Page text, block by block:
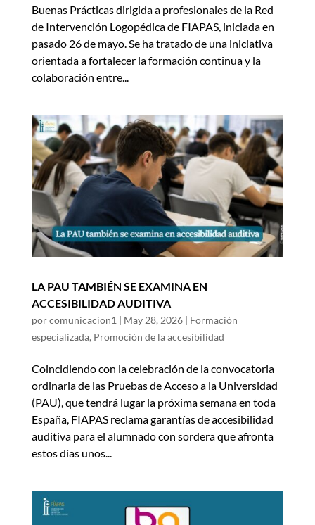
Buenas Prácticas dirigida a profesionales de la Red
de Intervención Logopédica de FIAPAS, iniciada en
pasado 26 de mayo. Se ha tratado de una iniciativa
orientada a fortalecer la formación continua y la
colaboración entre...
LA PAU TAMBIÉN SE EXAMINA EN
ACCESIBILIDAD AUDITIVA
porcomunicacion1| May 28, 2026| Formación
especializada, Promoción de la accesibilidad
Coincidiendo con la celebración de la convocatoria
ordinaria de las Pruebas de Acceso a la Universidad
(PAU), que tendrá lugar la próxima semana en toda
España, FIAPAS reclama garantías de accesibilidad
auditiva para el alumnado con sordera que afronta
estos días unos...